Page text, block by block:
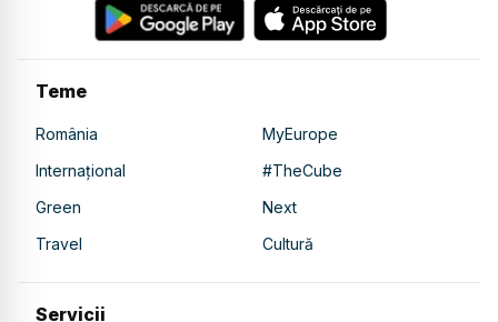
Teme
România
MyEurope
Internațional
#TheCube
Green
Next
Travel
Cultură
Servicii